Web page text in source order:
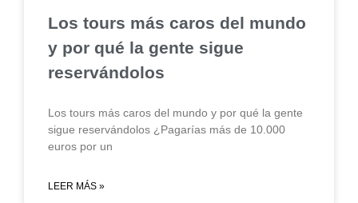
Los tours más caros del mundo
y por qué la gente sigue
reservándolos
Los tours más caros del mundo y por qué la gente
sigue reservándolos ¿Pagarías más de 10.000
euros por un
LEER MÁS »